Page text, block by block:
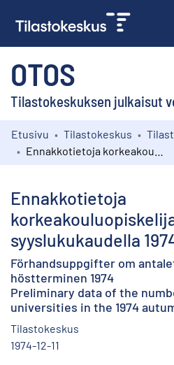
OTOS
Tilastokeskuksen julkaisut
Kokoelmat
Etusivu Tilastokeskus
Ennakkotietoja
syyslukukaudella
Förhandsuppgifter om
höstterminen 1974
Preliminary data of the
universities in the 1974
Tilastokeskus
1974-12-11